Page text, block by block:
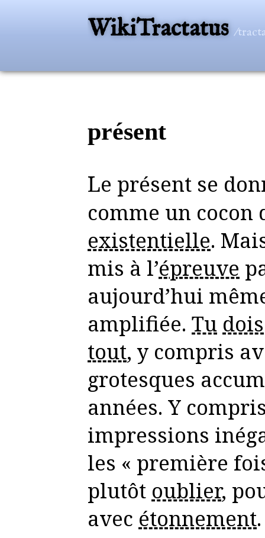
WikiTractatus /
présent
Le présent se donne de prime abord
comme un cocon
existentielle.
mis à l’épreuve
aujourd’hui
amplifiée. Tu dois
tout, y compris
grotesques
années. Y
impressions
les « première
plutôt oublier,
avec étonnement.